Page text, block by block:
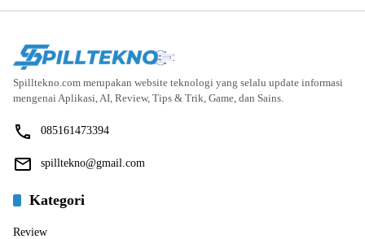
Spilltekno.com merupakan website teknologi yang selalu update informasi
mengenai Aplikasi, AI, Review, Tips & Trik, Game, dan Sains.
085161473394
spilltekno@gmail.com
Kategori
Review